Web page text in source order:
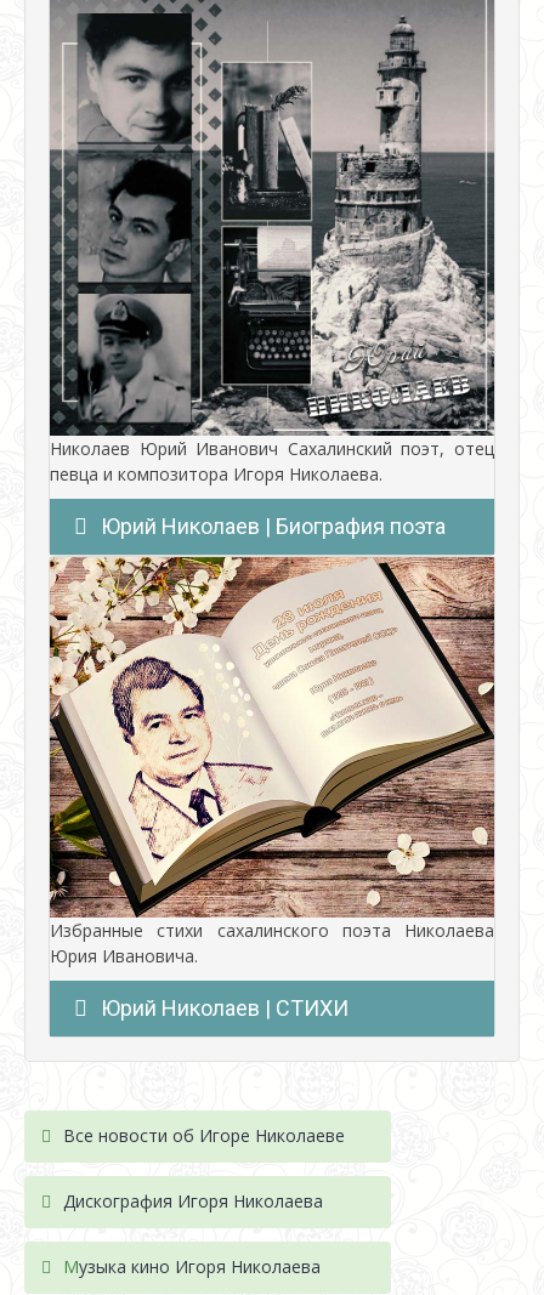
Николаев Юрий Иванович Сахалинский поэт, отец
певца и композитора Игоря Николаева.
Юрий Николаев | Биография поэта
Избранные стихи сахалинского поэта Николаева
Юрия Ивановича.
Юрий Николаев | СТИХИ
Все новости об Игоре Николаеве
Дискография Игоря Николаева
Музыка кино Игоря Николаева